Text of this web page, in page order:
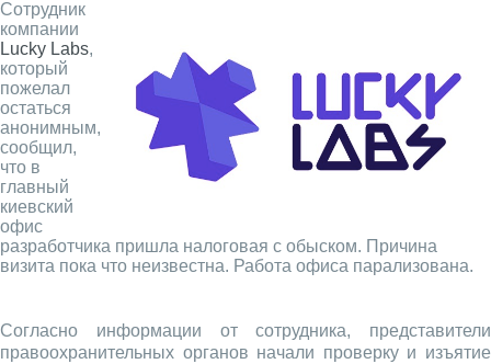
Сотрудник
компании
Lucky Labs,
который
пожелал
остаться
анонимным,
сообщил,
что в
главный
киевский
офис
разработчика пришла налоговая с обыском. Причина
визита пока что неизвестна. Работа офиса парализована.
Согласно информации от сотрудника, представители
правоохранительных органов начали проверку и изъятие